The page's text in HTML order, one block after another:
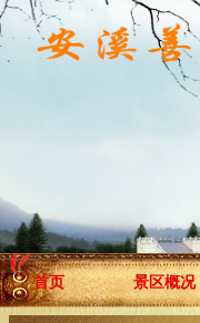
首页 景区概况